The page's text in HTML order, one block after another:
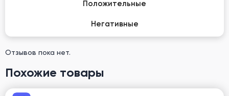
Положительные
Негативные
Отзывов пока нет.
Похожие товары